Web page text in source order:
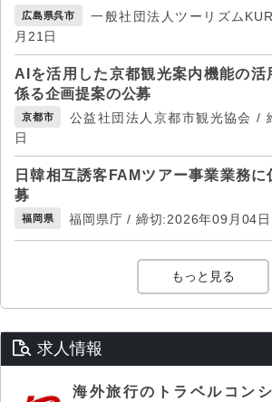
広島県呉市
一般社団法人ツーリズム
月21日
AIを活用した京都観光案内機能の活
係る企画提案の公募
京都市
公益社団法人京都市観光協会 /
日
日韓相互誘客FAMツアー事業業務
募
福岡県 福岡県庁 / 締切:2026年09月04日
もっと見る
求人情報
海外旅行のトラベルコン